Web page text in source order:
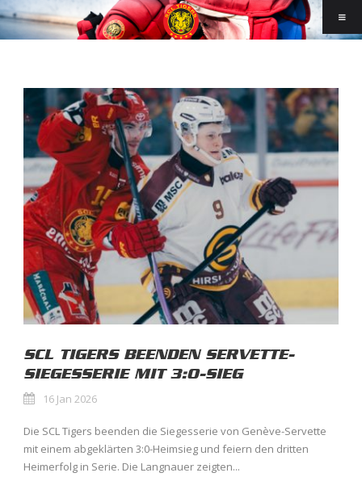
SCL TIGERS BEENDEN SERVETTE-
SIEGESSERIE MIT 3:0-SIEG
16 Jan 2026
Die SCL Tigers beenden die Siegesserie von Genève-Servette
mit einem abgeklärten 3:0-Heimsieg und feiern den dritten
Heimerfolg in Serie. Die Langnauer zeigten...